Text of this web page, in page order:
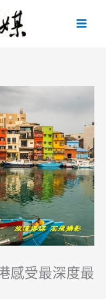
感受最深度最